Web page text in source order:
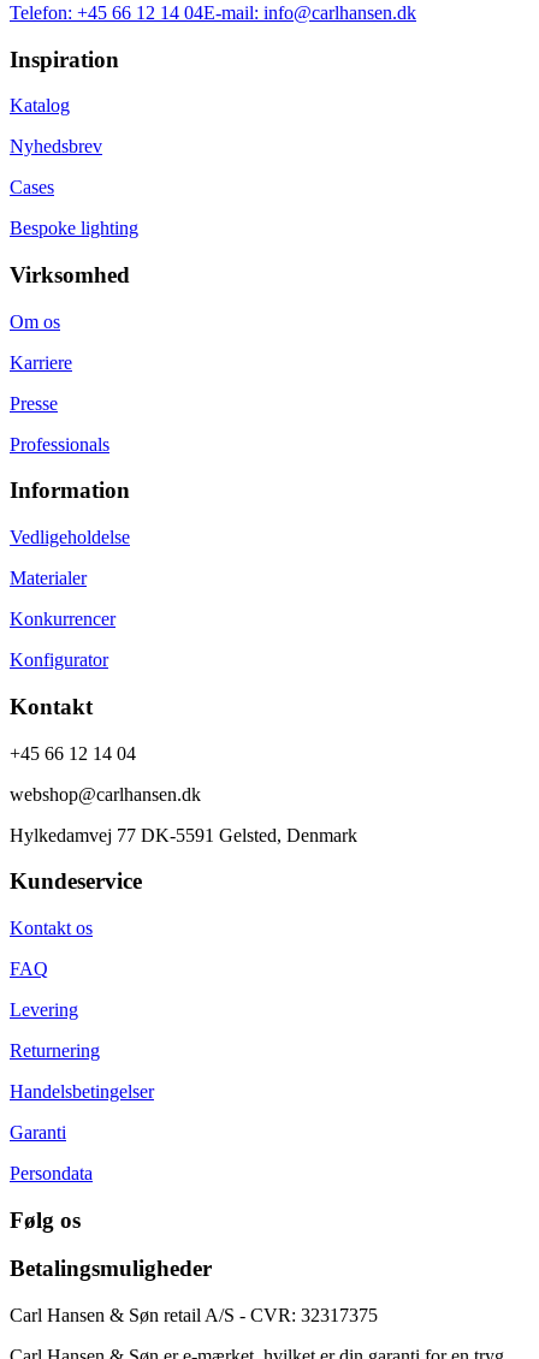
Telefon: +45 66 12 14 04E-mail: info@carlhansen.dk
Inspiration
Katalog
Nyhedsbrev
Cases
Bespoke lighting
Virksomhed
Om os
Karriere
Presse
Professionals
Information
Vedligeholdelse
Materialer
Konkurrencer
Konfigurator
Kontakt
+45 66 12 14 04
webshop@carlhansen.dk
Hylkedamvej 77 DK-5591 Gelsted, Denmark
Kundeservice
Kontakt os
FAQ
Levering
Returnering
Handelsbetingelser
Garanti
Persondata
Følg os
Betalingsmuligheder
Carl Hansen & Søn retail A/S - CVR: 32317375